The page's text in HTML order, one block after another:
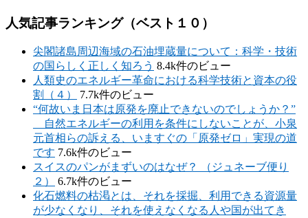
人気記事ランキング（ベスト１０）
尖閣諸島周辺海域の石油埋蔵量について：科学・技術
の国らしく正しく知ろう 8.4k件のビュー
人類史のエネルギー革命における科学技術と資本の役
割（４）
7.7k件のビュー
“何故いま日本は原発を廃止できないのでしょうか？”
自然エネルギーの利用を条件にしないことが、小泉
元首相らの訴える、いますぐの「原発ゼロ」実現の道
です 7.6k件のビュー
スイスのパンがまずいのはなぜ？ （ジュネーブ便り
２）
6.7k件のビュー
化石燃料の枯渇とは、それを採掘、利用できる資源量
が少なくなり、それを使えなくなる人や国が出てき